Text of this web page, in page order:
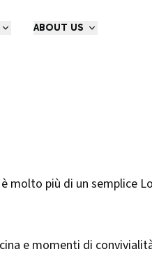
ABOUT US
molto più di un semplice
e momenti di